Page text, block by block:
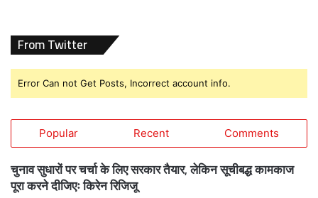
From Twitter
Error Can not Get Posts, Incorrect account info.
Popular Recent Comments
चुनाव सुधारों पर चर्चा के लिए सरकार तैयार, लेकिन सूचीबद्ध कामकाज
पूरा करने दीजिएः किरेन रिजिजू